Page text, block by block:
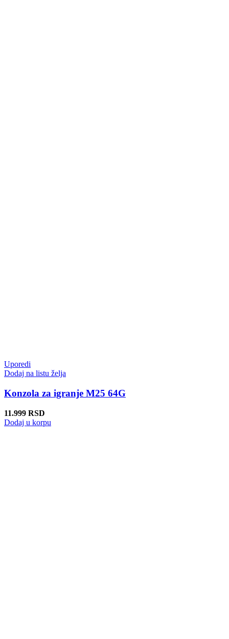
Uporedi
Dodaj na listu želja
Konzola za igranje M25 64G
11.999 RSD
Dodaj u korpu